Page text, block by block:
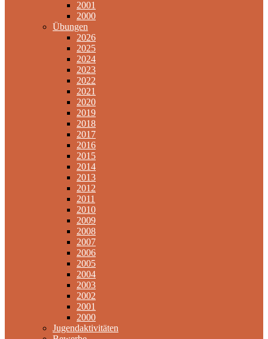
2001
2000
Übungen
2026
2025
2024
2023
2022
2021
2020
2019
2018
2017
2016
2015
2014
2013
2012
2011
2010
2009
2008
2007
2006
2005
2004
2003
2002
2001
2000
Jugendaktivitäten